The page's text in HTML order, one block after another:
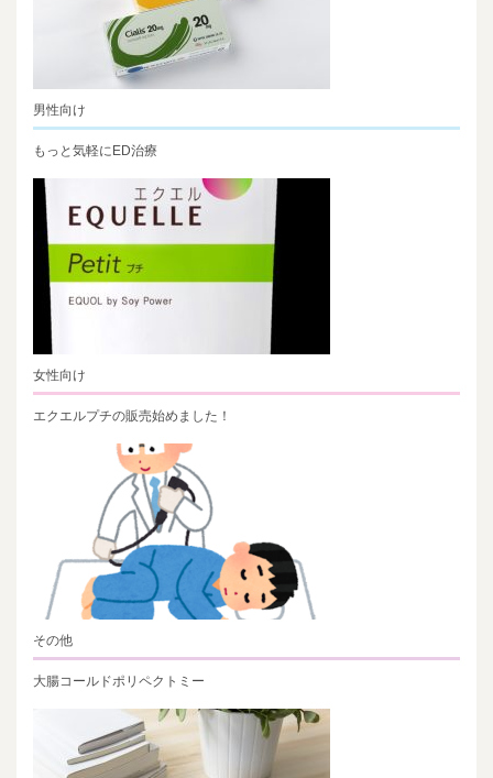
男性向け
もっと気軽にED治療
女性向け
エクエルプチの販売始めました！
その他
大腸コールドポリペクトミー